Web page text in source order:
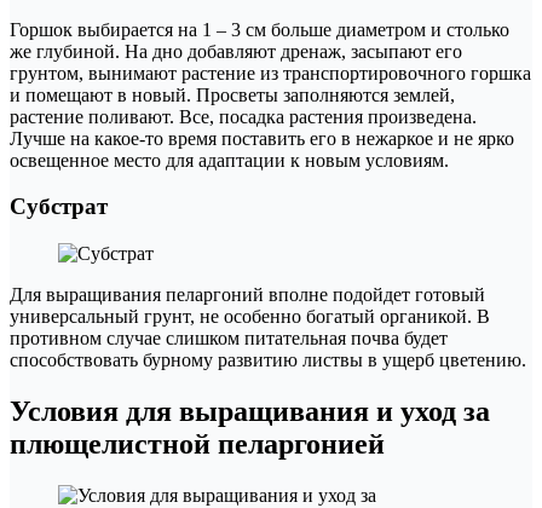
Горшок выбирается на 1 – 3 см больше диаметром и столько
же глубиной. На дно добавляют дренаж, засыпают его
грунтом, вынимают растение из транспортировочного горшка
и помещают в новый. Просветы заполняются землей,
растение поливают. Все, посадка растения произведена.
Лучше на какое-то время поставить его в нежаркое и не ярко
освещенное место для адаптации к новым условиям.
Субстрат
Для выращивания пеларгоний вполне подойдет готовый
универсальный грунт, не особенно богатый органикой. В
противном случае слишком питательная почва будет
способствовать бурному развитию листвы в ущерб цветению.
Условия для выращивания и уход за
плющелистной пеларгонией